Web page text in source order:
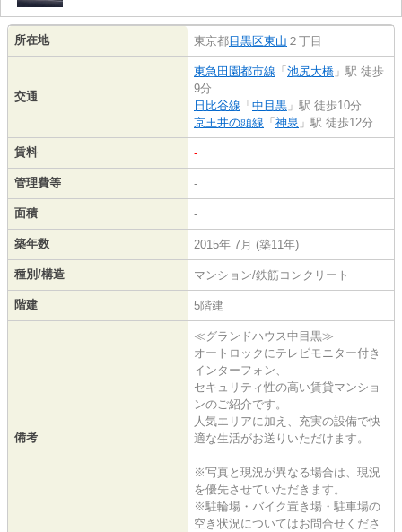
所在地 東京都目黒区東山 ２丁目
交通
東急田園都市線 「 池尻大橋 」駅 徒歩
9分
日比谷線 「 中目黒 」駅 徒歩10分
京王井の頭線 「 神泉 」駅 徒歩12分
賃料 -
管理費等 -
面積 -
築年数 2015年 7月 (築11年)
種別/構造 マンション/鉄筋コンクリート
階建 5階建
備考
≪グランドハウス中目黒≫
オートロックにテレビモニター付き
インターフォン、
セキュリティ性の高い賃貸マンショ
ンのご紹介です。
人気エリアに加え、充実の設備で快
適な生活がお送りいただけます。
※写真と現況が異なる場合は、現況
を優先させていただきます。
※駐輪場・バイク置き場・駐車場の
空き状況についてはお問合せくださ